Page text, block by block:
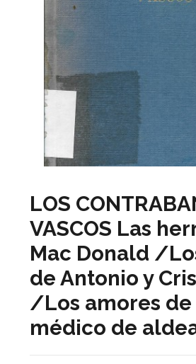
LOS
VASCOS Las
Mac Donald /
de Antonio y
/Los amores de
médico de